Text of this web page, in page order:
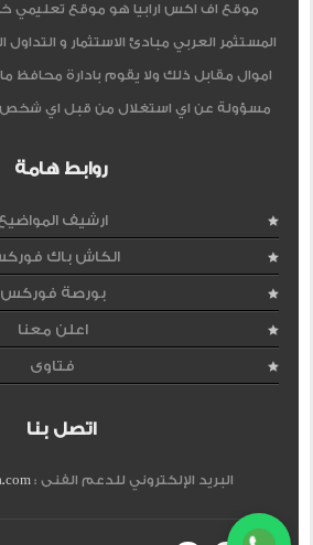
موقع اف اكس ارابيا هو موقع تعليمي
المستثمر العربي مبادئ الاستثمار و
اموال مقابل ذلك ولا يقوم بادارة محافظ
مسؤولة عن اي استغلال من قبل اي شخص
روابط هامة
ارشيف
الكاش باك
بورصة فوركس
اعلن معنا
فتاوى
اتصل بنا
البريد الإلكتروني للدعم الفنى :